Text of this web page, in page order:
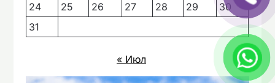
24
25 26 27 28 29
30
31
« Июл